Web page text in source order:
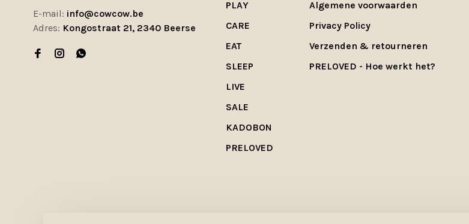
E-mail: info@cowcow.be
Adres: Kongostraat 21, 2340 Beerse
PLAY
CARE
EAT
SLEEP
LIVE
SALE
KADOBON
PRELOVED
Algemene voorwaarden
Privacy Policy
Verzenden & retourneren
PRELOVED - Hoe werkt het?